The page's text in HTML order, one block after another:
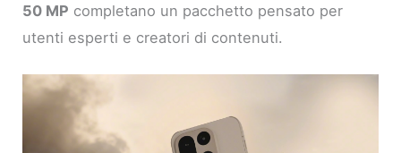
50 MP completano un pacchetto pensato per
utenti esperti e creatori di contenuti.